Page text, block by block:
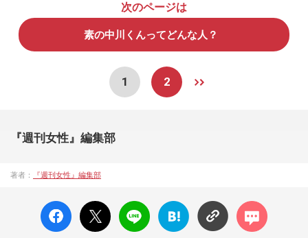
次のページは
素の中川くんってどんな人？
1 2
『週刊女性』編集部
著者： 『週刊女性』編集部
facebo
ok い
X ポス
ト
LINE
はてな
ブック
コメン
ト